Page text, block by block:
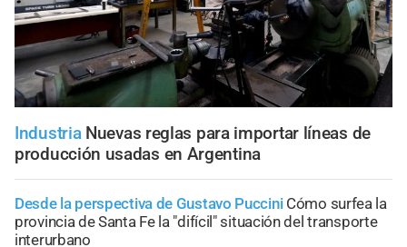
Industria Nuevas reglas para importar líneas de
producción usadas en Argentina
Desde la perspectiva de Gustavo Puccini Cómo surfea la
provincia de Santa Fe la "difícil" situación del transporte
interurbano